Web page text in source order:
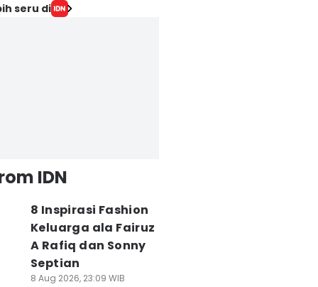
seru di
IDN
8 Inspirasi Fashion
Keluarga ala Fairuz
A Rafiq dan Sonny
Septian
8 Aug 2026, 23:09 WIB